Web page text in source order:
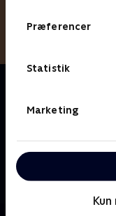
Præferencer
Statistik
Marketing
Emil Kondrup og
gammelt hus, der
skal haven nu
som altid for
drømme til
sommmerfesten